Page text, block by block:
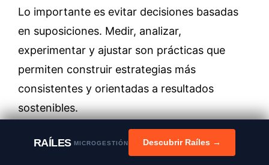
Lo importante es evitar decisiones basadas
en suposiciones. Medir, analizar,
experimentar y ajustar son prácticas que
permiten construir estrategias más
consistentes y orientadas a resultados
sostenibles.
Ahora queremos conocer tu experiencia.
RAÍLESMICROGESTIÓN Descubrir Raíles →